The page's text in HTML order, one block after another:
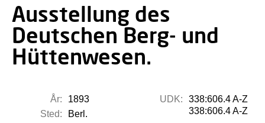
Ausstellung des
Deutschen Berg- und
Hüttenwesen.
År:
1893
Sted:
Berl.
UDK:
338:606.4 A-Z
338:606.4 A-Z